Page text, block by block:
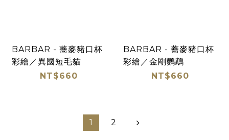
BARBAR - 蕎麥豬口杯
彩繪／異國短毛貓
NT$660
BARBAR - 蕎麥豬口杯
彩繪／金剛鸚鵡
NT$660
1 2